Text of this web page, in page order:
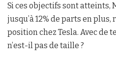
Si ces objectifs sont atteints,
jusqu’à 12% de parts en
position chez Tesla. Avec de
n’est-il pas de taille ?